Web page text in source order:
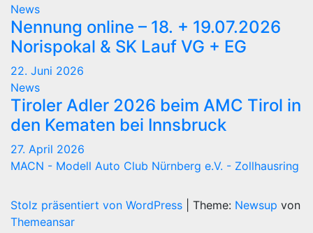
News
Nennung online – 18. + 19.07.2026
Norispokal & SK Lauf VG + EG
22. Juni 2026
News
Tiroler Adler 2026 beim AMC Tirol in
den Kematen bei Innsbruck
27. April 2026
MACN - Modell Auto Club Nürnberg e.V. - Zollhausring
Stolz präsentiert von WordPress Theme: Newsup von
Themeansar